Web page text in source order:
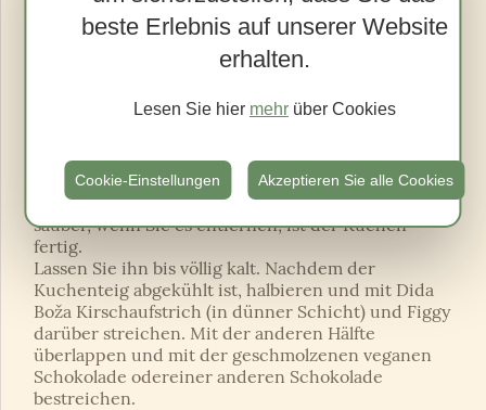
beste Erlebnis auf unserer Website
erhalten.
Lesen Sie hier mehrüber Cookies
Cookie-Einstellungen Akzeptieren Sie alle Cookies
Mischen Sie alle nassen Zutaten in einer Schüssel.
Alle trockenen Zutaten mischen Sie in einer
anderen Schüssel. Gießen Sie die trockenen
Zutaten mit nassen Zutaten langsam in die Schüssel
erhalten. Gießen Sie die Mischung in eine
180 Grad. Stellen Sie sicher, dass der Kuchen
gebacken ist, indem Sie einen Stock oder ein
Messer (Holz oder Metall) in den Teig stecken. Ist es
sauber, wenn Sie es entfernen, ist der Kuchen
fertig.
Lassen Sie ihn bis völlig kalt. Nachdem der
Kuchenteig abgekühlt ist, halbieren und mit Dida
Boža Kirschaufstrich (in dünner Schicht) und Figgy
darüber streichen. Mit der anderen Hälfte
überlappen und mit der geschmolzenen veganen
Schokolade odereiner anderen Schokolade
bestreichen.